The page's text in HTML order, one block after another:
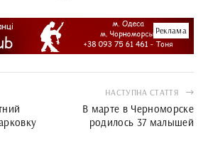
Реклама
НАСТУПНА СТАТТЯ
В марте в Черноморске
родилось 37 малышей